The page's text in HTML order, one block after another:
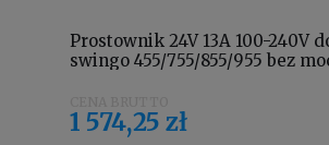
Prostownik 24V 13A 100-240V
swingo 455/755/855/955 bez
1 574,25 zł